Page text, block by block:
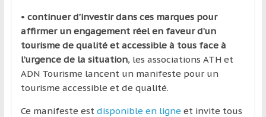
• continuer d’investir dans ces marques pour
affirmer un engagement réel en faveur d’un
tourisme de qualité et accessible à tous face à
l’urgence de la situation, les associations ATH et
ADN Tourisme lancent un manifeste pour un
tourisme accessible et de qualité.
Ce manifeste est disponible en ligne et invite tous